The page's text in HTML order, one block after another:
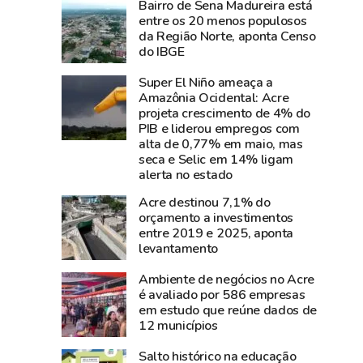
diz
que
show
cantora
foi
um
sucesso
da
Expoacre
2026
perde
Carlos
Pinto,
criador
Shampoo
Esperança
empreendedorismo
amazônico
Bairro de Sena Madureira está
entre os 20 menos populosos
da Região Norte, aponta Censo
do IBGE
Super El Niño ameaça a
Amazônia Ocidental: Acre
projeta crescimento de 4% do
PIB e liderou empregos com
alta de 0,77% em maio, mas
seca e Selic em 14% ligam
alerta no estado
Acre destinou 7,1% do
orçamento a investimentos
entre 2019 e 2025, aponta
levantamento
Ambiente de negócios no Acre
é avaliado por 586 empresas
em estudo que reúne dados de
12 municípios
Salto histórico na educação